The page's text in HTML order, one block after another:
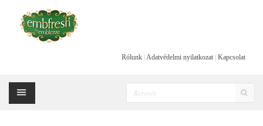
Rólunk Adatvédelmi nyilatkozat Kapcsolat